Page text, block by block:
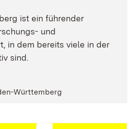
ist ein führender
und
in dem bereits viele in der
sind.
Württemberg